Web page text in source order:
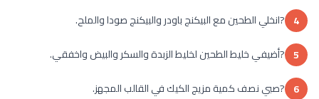
4 ?انخلي الطحين مع البيكنج باودر والبيكنج صودا والملح.
5 ?أضيفي خليط الطحين لخليط الزبدة والسكر والبيض واخفقي.
6 ?صبي نصف كمية مزيج الكيك في القالب المجهز.